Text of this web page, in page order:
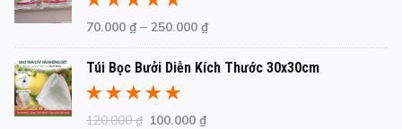
Được xếp
sao
70.000 ₫ – 250.000 ₫
Túi Bọc Bưởi Diễn Kích Thước 30x30cm
Được xếp
120.000₫ Giá
100.000₫Giá